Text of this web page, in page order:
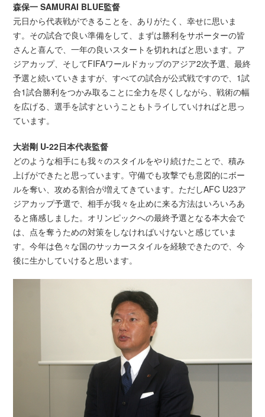
森保一 SAMURAI BLUE監督
元日から代表戦ができることを、ありがたく、幸せに思いま
す。その試合で良い準備をして、まずは勝利をサポーターの皆
さんと喜んで、一年の良いスタートを切れればと思います。ア
ジアカップ、そしてFIFAワールドカップのアジア2次予選、最終
予選と続いていきますが、すべての試合が公式戦ですので、1試
合1試合勝利をつかみ取ることに全力を尽くしながら、戦術の幅
を広げる、選手を試すということもトライしていければと思っ
ています。
大岩剛 U-22日本代表監督
どのような相手にも我々のスタイルをやり続けたことで、積み
上げができたと思っています。守備でも攻撃でも意図的にボー
ルを奪い、攻める割合が増えてきています。ただしAFC U23ア
ジアカップ予選で、相手が我々を止めに来る方法はいろいろあ
ると痛感しました。オリンピックへの最終予選となる本大会で
は、点を奪うための対策をしなければいけないと感じていま
す。今年は色々な国のサッカースタイルを経験できたので、今
後に生かしていけると思います。